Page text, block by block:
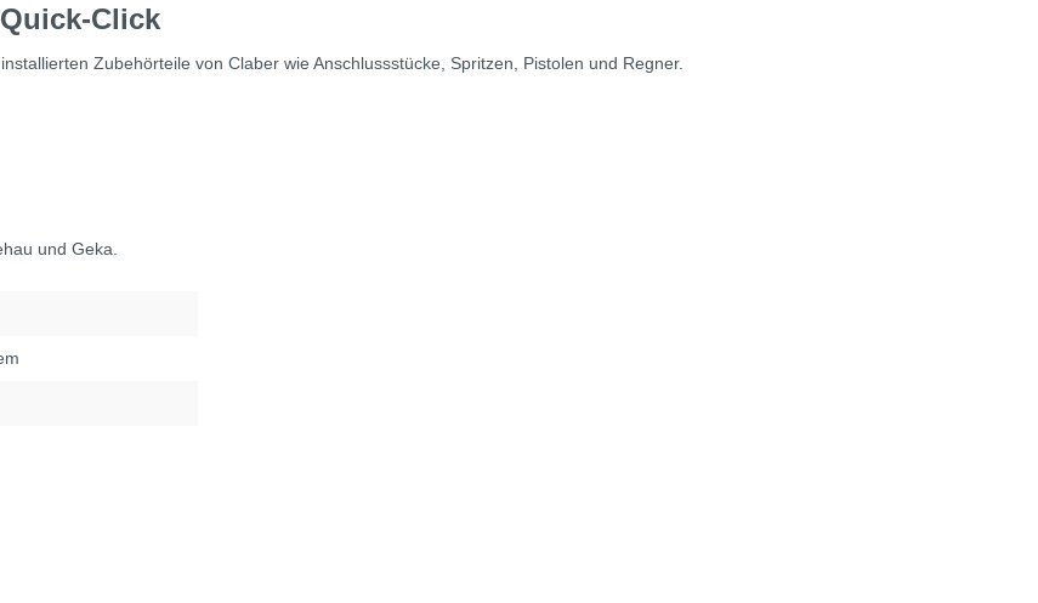
Click
Zubehörteile von Claber wie Anschlussstücke, Spritzen, Pistolen und Regner.
und Geka.